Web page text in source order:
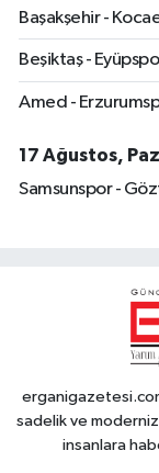
Başakşehir -
Beşiktaş -
Amed -
17 Ağustos,
Samsunspor -
sadelik ve
insanlara